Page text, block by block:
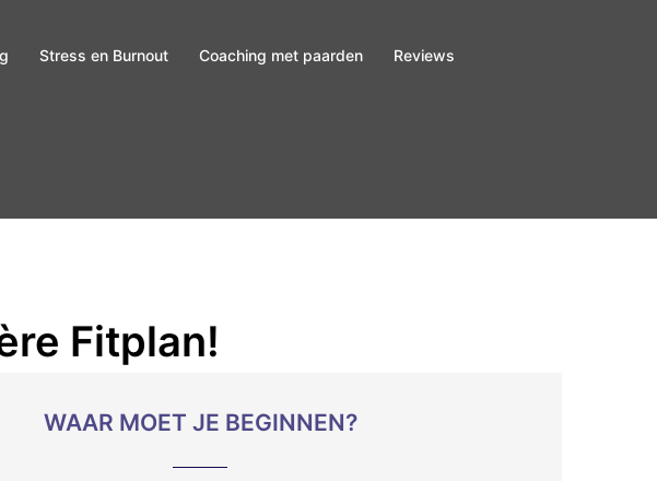
Stress en Burnout Coaching met paarden
Reviews
Fitplan!
WAAR MOET JE BEGINNEN?